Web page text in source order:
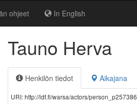
ohjeet In English
Tauno Herva
Henkilön tiedot Aikajana
URI: http://ldf.fi/warsa/actors/person_p257386